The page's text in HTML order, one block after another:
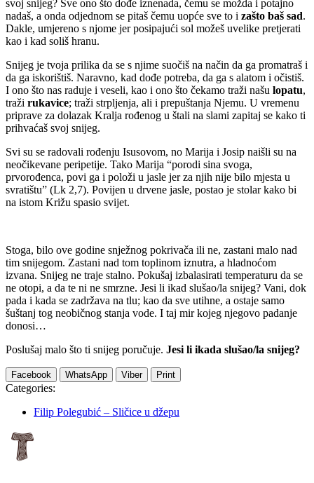
svoj snijeg? Sve ono što dođe iznenada, čemu se možda i potajno
nadaš, a onda odjednom se pitaš čemu uopće sve to i zašto baš sad.
Dakle, umjereno s njome jer posipajući sol možeš uvelike pretjerati
kao i kad soliš hranu.
Snijeg je tvoja prilika da se s njime suočiš na način da ga promatraš i
da ga iskorištiš. Naravno, kad dođe potreba, da ga s alatom i očistiš.
I ono što nas raduje i veseli, kao i ono što čekamo traži našu lopatu,
traži rukavice; traži strpljenja, ali i prepuštanja Njemu. U vremenu
priprave za dolazak Kralja rođenog u štali na slami zapitaj se kako ti
prihvaćaš svoj snijeg.
Svi su se radovali rođenju Isusovom, no Marija i Josip naišli su na
neočikevane peripetije. Tako Marija “porodi sina svoga,
prvorođenca, povi ga i položi u jasle jer za njih nije bilo mjesta u
svratištu” (Lk 2,7). Povijen u drvene jasle, postao je stolar kako bi
na istom Križu spasio svijet.
Stoga, bilo ove godine snježnog pokrivača ili ne, zastani malo nad
tim snijegom. Zastani nad tom toplinom iznutra, a hladnoćom
izvana. Snijeg ne traje stalno. Pokušaj izbalasirati temperaturu da se
ne otopi, a da te ni ne smrzne. Jesi li ikad slušao/la snijeg? Vani, dok
pada i kada se zadržava na tlu; kao da sve utihne, a ostaje samo
šuštanj tog neobičnog stanja vode. I taj mir kojeg njegovo padanje
donosi…
Poslušaj malo što ti snijeg poručuje. Jesi li ikada slušao/la snijeg?
Facebook WhatsApp Viber Print
Categories:
Filip Polegubić – Sličice u džepu